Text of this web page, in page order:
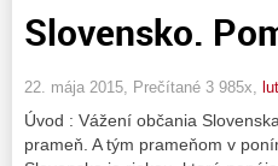
Slovensko.
22. mája 2015, Prečítané 3 985x,
Úvod : Vážení občania
prameň. A tým prameňom v